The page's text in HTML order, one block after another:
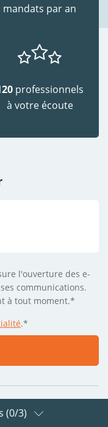
mandats par an
professionnels
à votre écoute
l'ouverture des e-
communications.
à tout moment.*
.*
(0/3)